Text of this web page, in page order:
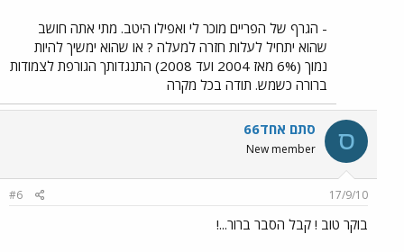
- הגרף של הפריים מוכר לי ואפילו היטב. מתי אתה חושב
שהוא יתחיל לעלות חזרה למעלה ? או שהוא ימשיך להיות
נמוך (6% מאז 2004 ועד 2008) התנגדותך הגורפת לצמודות
ברורה כשמש. תודה בכל מקרה
ס סתם אחד66
New member
17/9/10
#6
בוקר טוב ! קבל הסבר ברור...!